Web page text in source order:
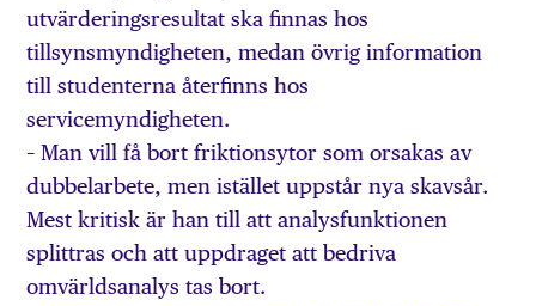
utvärderingsresultat ska finnas hos
tillsynsmyndigheten, medan övrig information
till studenterna återfinns hos
servicemyndigheten.
– Man vill få bort friktionsytor som orsakas av
dubbelarbete, men istället uppstår nya skavsår.
Mest kritisk är han till att analysfunktionen
splittras och att uppdraget att bedriva
omvärldsanalys tas bort.